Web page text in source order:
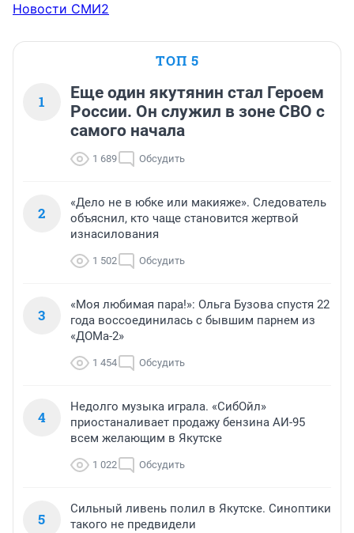
Новости СМИ2
ТОП 5
1
Еще один якутянин стал Героем
России. Он служил в зоне СВО с
самого начала
1 689 Обсудить
2
«Дело не в юбке или макияже». Следователь
объяснил, кто чаще становится жертвой
изнасилования
1 502 Обсудить
3
«Моя любимая пара!»: Ольга Бузова спустя 22
года воссоединилась с бывшим парнем из
«ДОМа-2»
1 454 Обсудить
4
Недолго музыка играла. «СибОйл»
приостаналивает продажу бензина АИ-95
всем желающим в Якутске
1 022 Обсудить
5
Сильный ливень полил в Якутске. Синоптики
такого не предвидели